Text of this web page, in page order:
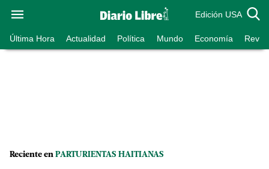
Edición USA
Última Hora Actualidad Política Mundo Economía
Reciente en PARTURIENTAS HAITIANAS